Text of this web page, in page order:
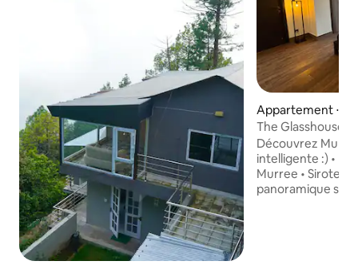
Appartement ⋅
The Glasshouse
panoramique de
Découvrez
intelligente :) • Penthouse Cloudview
Murree • Sirotez
panoramique sur